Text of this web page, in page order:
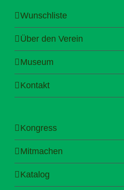
Wunschliste
Über den Verein
Museum
Kontakt
Kongress
Mitmachen
Katalog